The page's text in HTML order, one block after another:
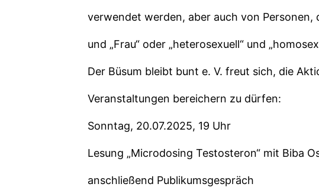
verwendet werden, aber auch von Personen,
und „Frau“ oder „heterosexuell“ und
Der Büsum bleibt bunt e. V. freut sich, die
Veranstaltungen bereichern zu dürfen:
Sonntag, 20.07.2025, 19 Uhr
Lesung „Microdosing Testosteron“ mit Biba
anschließend Publikumsgespräch